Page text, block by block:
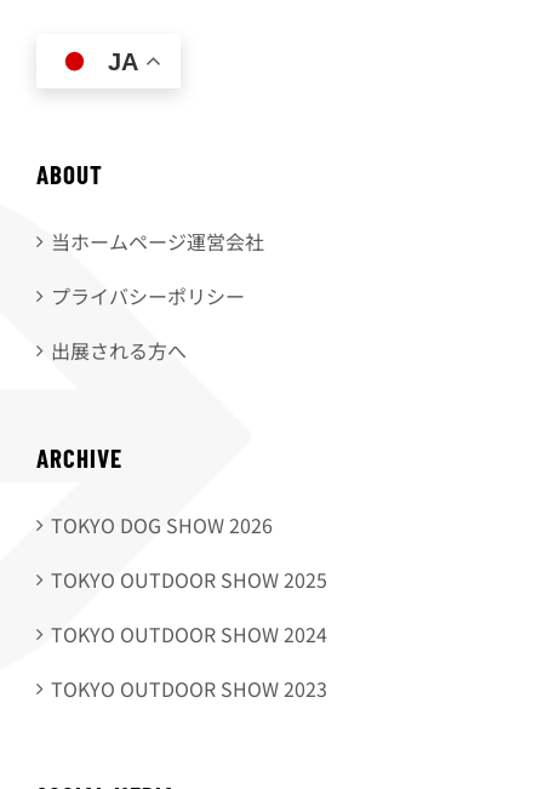
JA
ABOUT
当ホームページ運営会社
プライバシーポリシー
出展される方へ
ARCHIVE
TOKYO DOG SHOW 2026
TOKYO OUTDOOR SHOW 2025
TOKYO OUTDOOR SHOW 2024
TOKYO OUTDOOR SHOW 2023